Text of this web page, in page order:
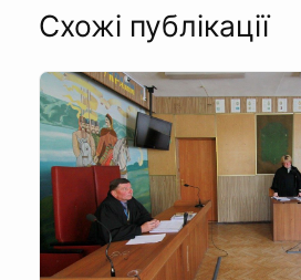
Схожі публікації